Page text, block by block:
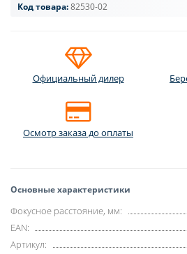
Код товара:82530-02
Официальный дилер
Осмотр заказа до оплаты
Основные характеристики
Фокусное расстояние, мм:
EAN:
Артикул: